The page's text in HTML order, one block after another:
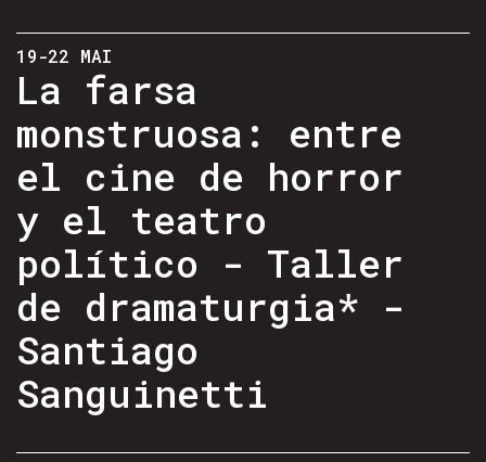
19-22 MAI
La farsa
monstruosa: entre
el cine de horror
y el teatro
político - Taller
de dramaturgia* -
Santiago
Sanguinetti